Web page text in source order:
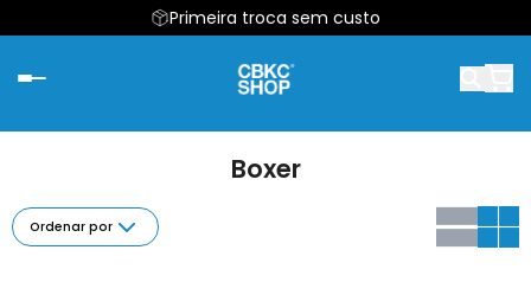
Primeira troca sem custo
Boxer
Ordenar por